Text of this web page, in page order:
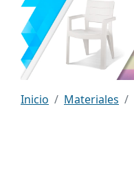
Inicio Materiales